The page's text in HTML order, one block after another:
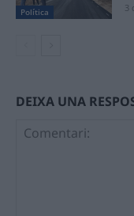
Política 3
DEIXA UNA